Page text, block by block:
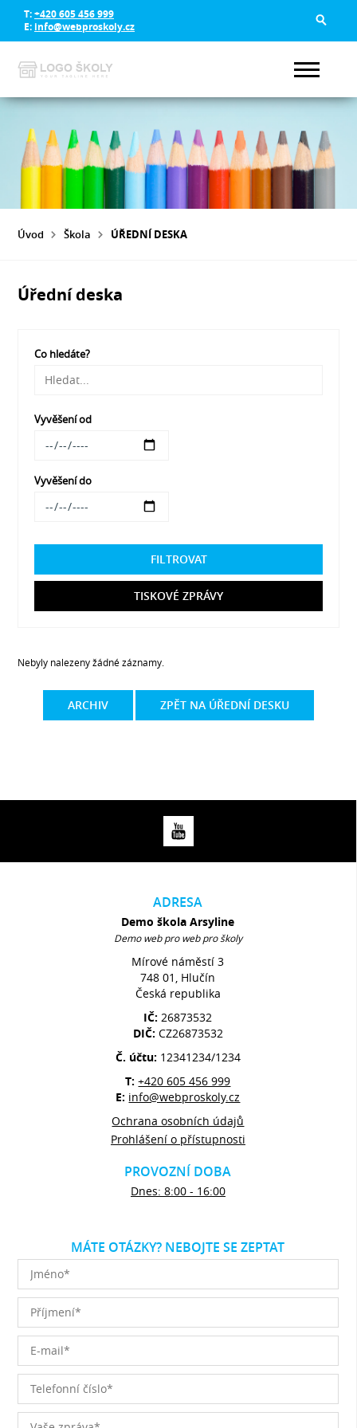
T:+420 605 456 999
E: info@webproskoly.cz
Úvod Škola ÚŘEDNÍ DESKA
Úřední deska
Co hledáte?
Vyvěšení od
Vyvěšení do
FILTROVAT
TISKOVÉ ZPRÁVY
Nebyly nalezeny žádné záznamy.
ARCHIV ZPĚT NA ÚŘEDNÍ DESKU
ADRESA
Demo škola Arsyline
Demo web pro web pro školy
Mírové náměstí 3
748 01, Hlučín
Česká republika
IČ:26873532
DIČ: CZ26873532
Č. účtu: 12341234/1234
T:+420 605 456 999
E: info@webproskoly.cz
Ochrana osobních údajů
Prohlášení o přístupnosti
PROVOZNÍ DOBA
Dnes: 8:00 - 16:00
MÁTE OTÁZKY? NEBOJTE SE ZEPTAT